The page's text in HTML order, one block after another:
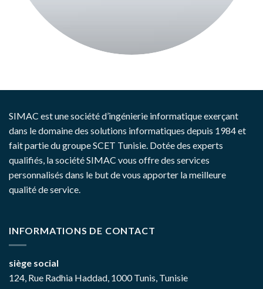
SIMAC est une société d’ingénierie informatique exerçant
dans le domaine des solutions informatiques depuis 1984 et
fait partie du groupe SCET Tunisie. Dotée des experts
qualifiés, la société SIMAC vous offre des services
personnalisés dans le but de vous apporter la meilleure
qualité de service.
INFORMATIONS DE CONTACT
siège social
124, Rue Radhia Haddad, 1000 Tunis, Tunisie